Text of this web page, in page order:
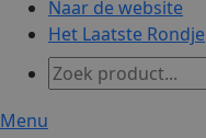
Naar de website
Het Laatste Rondje
Menu